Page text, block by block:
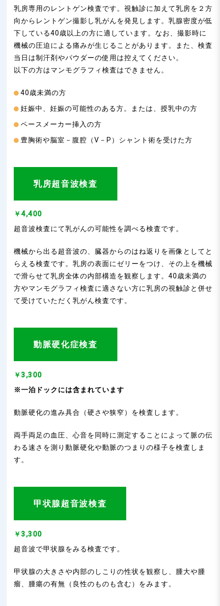
乳房専用のレントゲン検査です。視触診に加えて乳房を２方
向からレントゲン撮影し乳がんを発見します。乳腺密度が低
下している40歳以上の方に適しています。なお、撮影時に
機械の圧迫による痛みが生じることがあります。また、検査
当日は制汗剤やパウダーの使用は控えてください。
以下の方はマンモグラフィ検査はできません。
40歳未満の方
妊娠中、妊娠の可能性のある方。または、授乳中の方
ペースメーカー挿入の方
豊胸術や脳室－腹腔（V－P）シャント術を受けた方
乳房超音波検査
￥4,400
超音波検査にて乳がんの可能性を調べる検査です。
機械から出る超音波の、臓器からのはね返りを画像としてと
らえる検査です。乳房の表面にゼリーをつけ、その上を機械
で滑らせて乳房全体の内部構造を観察します。40歳未満の
方やマンモグラフィ検査に適さない方に乳房の視触診と併せ
て受けていただく乳がん検査です。
動脈硬化症検査
￥3,300
※一泊ドックには含まれています
動脈硬化の進み具合（硬さや狭窄）を検査します。
両手両足の血圧、心音を同時に測定することによって脈の伝
わる速さを測り動脈硬化や動脈のつまりの様子を検査しま
す。
甲状腺超音波検査
￥3,300
超音波で甲状腺をみる検査です。
甲状腺の大きさや内部のしこりの性状を観察し、腫大や腫
瘤、腫瘍の有無（良性のものも含む）をみます。